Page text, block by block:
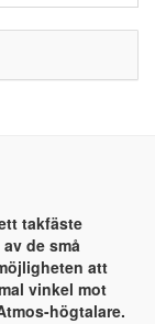
takfäste
de små
att
vinkel mot
högtalare.